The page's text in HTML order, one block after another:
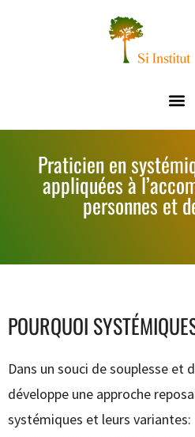
Praticien en
appliquées à
personnes et
POURQUOI
Dans un souci de souplesse et
développe une approche
systémiques et leurs